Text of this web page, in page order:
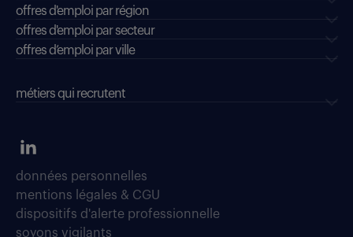
offres d'emploi par région
offres d'emploi par secteur
offres d’emploi par ville
métiers qui recrutent
données personnelles
mentions légales & CGU
dispositifs d'alerte professionnelle
soyons vigilants